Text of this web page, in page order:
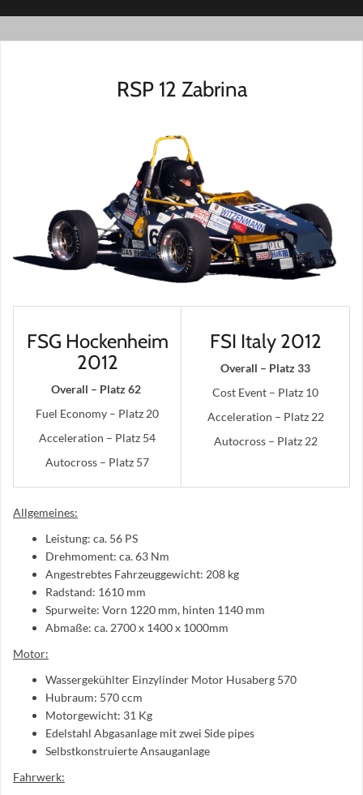
RSP 12 Zabrina
FSG Hockenheim
2012
Overall – Platz 62
Fuel Economy – Platz 20
Acceleration – Platz 54
Autocross – Platz 57
FSI Italy 2012
Overall – Platz 33
Cost Event – Platz 10
Acceleration – Platz 22
Autocross – Platz 22
Allgemeines:
Leistung: ca. 56 PS
Drehmoment: ca. 63 Nm
Angestrebtes Fahrzeuggewicht: 208 kg
Radstand: 1610 mm
Spurweite: Vorn 1220 mm, hinten 1140 mm
Abmaße: ca. 2700 x 1400 x 1000mm
Motor:
Wassergekühlter Einzylinder Motor Husaberg 570
Hubraum: 570 ccm
Motorgewicht: 31 Kg
Edelstahl Abgasanlage mit zwei Side pipes
Selbstkonstruierte Ansauganlage
Fahrwerk: